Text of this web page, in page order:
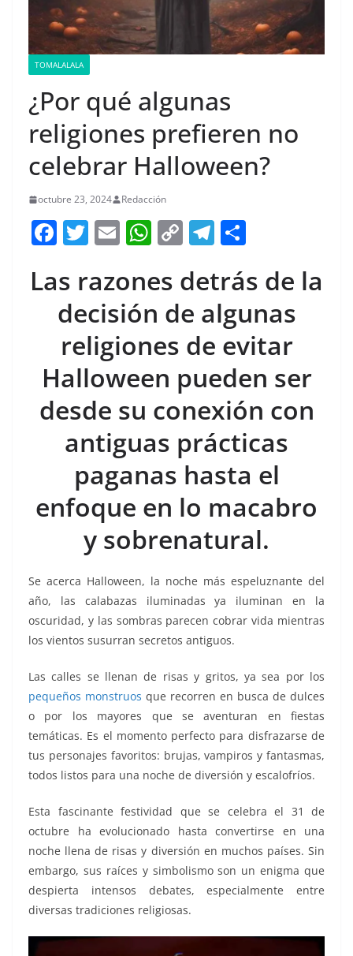
TOMALALALA
¿Por qué algunas
religiones prefieren no
celebrar Halloween?
octubre 23, 2024 Redacción
F
c
e
b
o
o
k
T
itt
er
E
ai
l
W
at
s
A
p
p
C
p
y
Li
n
k
T
e
gr
a
m
ar
e
Las razones detrás de la
decisión de algunas
religiones de evitar
Halloween pueden ser
desde su conexión con
antiguas prácticas
paganas hasta el
enfoque en lo macabro
y sobrenatural.
Se acerca Halloween, la noche más espeluznante del
año, las calabazas iluminadas ya iluminan en la
oscuridad, y las sombras parecen cobrar vida mientras
los vientos susurran secretos antiguos.
Las calles se llenan de risas y gritos, ya sea por los
pequeños monstruos que recorren en busca de dulces
o por los mayores que se aventuran en fiestas
temáticas. Es el momento perfecto para disfrazarse de
tus personajes favoritos: brujas, vampiros y fantasmas,
todos listos para una noche de diversión y escalofríos.
Esta fascinante festividad que se celebra el 31 de
octubre ha evolucionado hasta convertirse en una
noche llena de risas y diversión en muchos países. Sin
embargo, sus raíces y simbolismo son un enigma que
despierta intensos debates, especialmente entre
diversas tradiciones religiosas.